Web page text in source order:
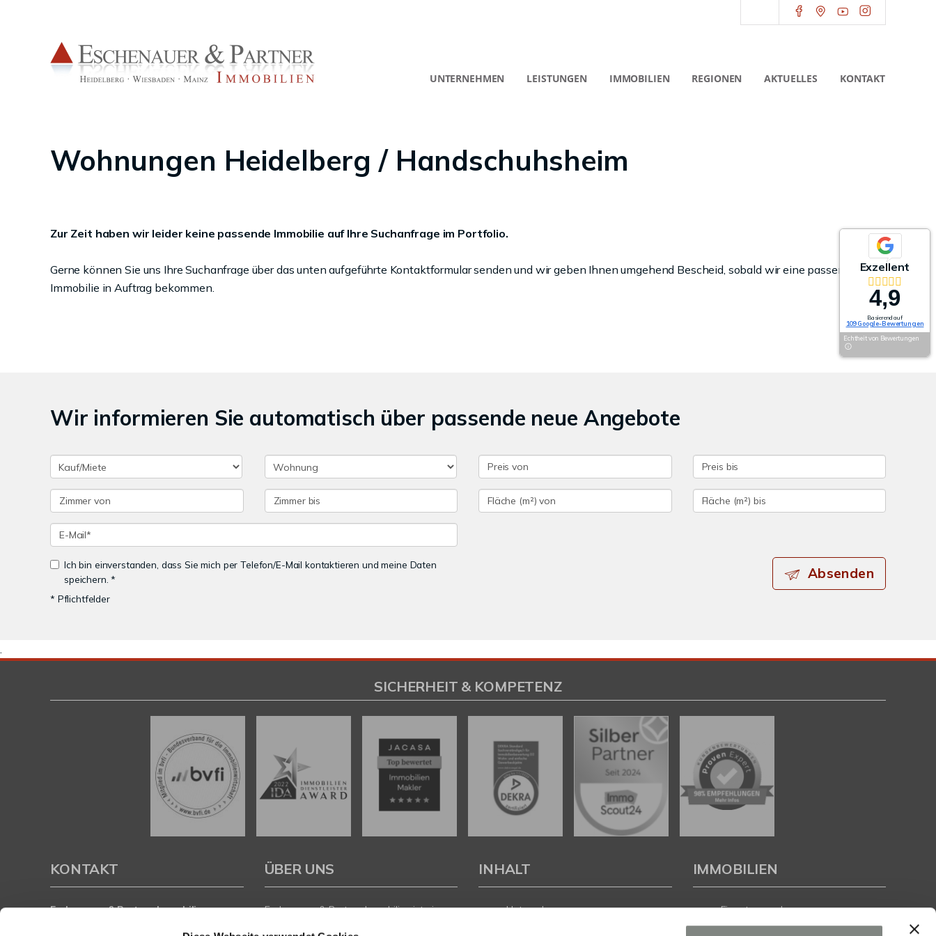
UNTERNEHMEN LEISTUNGEN IMMOBILIEN REGIONEN AKTUELLES KONTAKT
Wohnungen Heidelberg / Handschuhsheim
Zur Zeit haben wir leider keine passende Immobilie auf Ihre Suchanfrage im Portfolio.
Gerne können Sie uns Ihre Suchanfrage über das unten aufgeführte Kontaktformular senden und wir geben Ihnen umgehend Bescheid, sobald wir eine passende
Immobilie in Auftrag bekommen.
Wir informieren Sie automatisch über passende neue Angebote
Ich bin einverstanden, dass Sie mich per Telefon/E-Mail kontaktieren und meine Daten
speichern. *
* Pflichtfelder
Absenden
Exzellent
4,9
Basierend auf
109 Google-Bewertungen
Echtheit von Bewertungen
.
SICHERHEIT & KOMPETENZ
KONTAKT
Eschenauer & Partner Immobilien
ÜBER UNS
Eschenauer & Partner Immobilien ist ein
INHALT
Unternehmen
IMMOBILIEN
Eigentumswohnungen
Häuser zum Kauf